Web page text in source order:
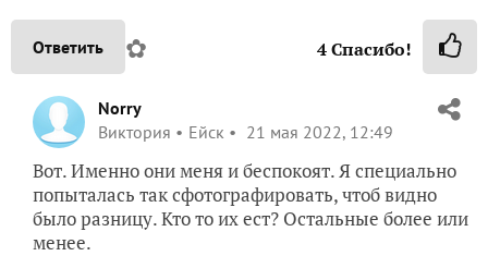
Ответить ✿ 4Спасибо!
Norry
Виктория
Ейск 21 мая 2022, 12:49
Вот. Именно они меня и беспокоят. Я специально
попыталась так сфотографировать, чтоб видно
было разницу. Кто то их ест? Остальные более или
менее.